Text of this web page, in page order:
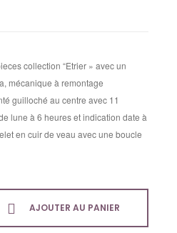
collection “Etrier » avec un
mécanique à remontage
guilloché au centre avec 11
lune à 6 heures et indication date à
en cuir de veau avec une boucle
AJOUTER AU PANIER